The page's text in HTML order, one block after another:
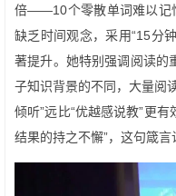
倍——10个零散单词难以记
缺乏时间观念，采用“15分
著提升。她特别强调阅读的
子知识背景的不同，大量阅
倾听”远比“优越感说教”更
结果的持之不懈”，这句箴言